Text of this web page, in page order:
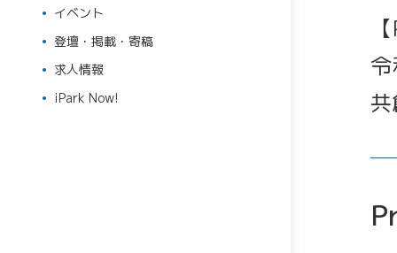
イベント
登壇・掲載・寄稿
求人情報
iPark Now!